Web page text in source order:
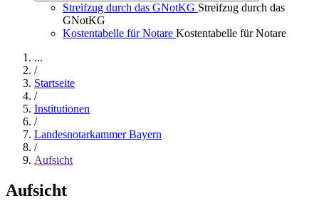
Streifzug durch das GNotKG Streifzug durch das
GNotKG
Kostentabelle für Notare Kostentabelle für Notare
...
/
Startseite
/
Institutionen
/
Landesnotarkammer Bayern
/
Aufsicht
Aufsicht